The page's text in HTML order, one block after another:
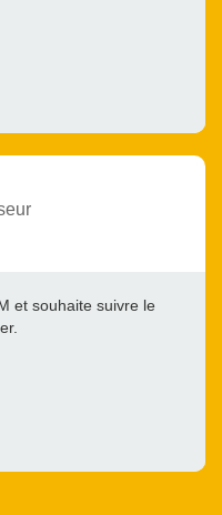
et souhaite suivre le